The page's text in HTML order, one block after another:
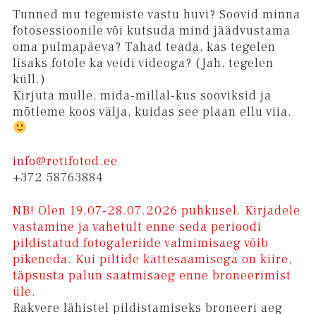
Tunned mu tegemiste vastu huvi? Soovid minna
fotosessioonile või kutsuda mind jäädvustama
oma pulmapäeva? Tahad teada, kas tegelen
lisaks fotole ka veidi videoga? (Jah, tegelen
küll.)
Kirjuta mulle, mida-millal-kus sooviksid ja
mõtleme koos välja, kuidas see plaan ellu viia.
info@retifotod.ee
+372 58763884
NB! Olen 19.07-28.07.2026 puhkusel. Kirjadele
vastamine ja vahetult enne seda perioodi
pildistatud fotogaleriide valmimisaeg võib
pikeneda. Kui piltide kättesaamisega on kiire,
täpsusta palun saatmisaeg enne broneerimist
üle.
Rakvere lähistel pildistamiseks broneeri aeg